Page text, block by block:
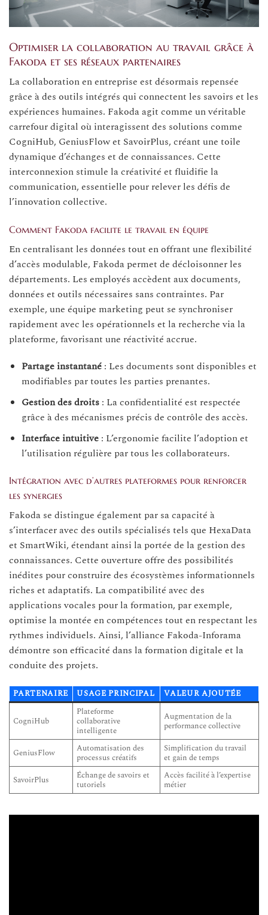
Optimiser la collaboration au travail grâce à
Fakoda et ses réseaux partenaires
La collaboration en entreprise est désormais repensée
grâce à des outils intégrés qui connectent les savoirs et les
expériences humaines. Fakoda agit comme un véritable
carrefour digital où interagissent des solutions comme
CogniHub, GeniusFlow et SavoirPlus, créant une toile
dynamique d’échanges et de connaissances. Cette
interconnexion stimule la créativité et fluidifie la
communication, essentielle pour relever les défis de
l’innovation collective.
Comment Fakoda facilite le travail en équipe
En centralisant les données tout en offrant une flexibilité
d’accès modulable, Fakoda permet de décloisonner les
départements. Les employés accèdent aux documents,
données et outils nécessaires sans contraintes. Par
exemple, une équipe marketing peut se synchroniser
rapidement avec les opérationnels et la recherche via la
plateforme, favorisant une réactivité accrue.
Partage instantané: Les documents sont disponibles et
modifiables par toutes les parties prenantes.
Gestion des droits: La confidentialité est respectée
grâce à des mécanismes précis de contrôle des accès.
Interface intuitive: L’ergonomie facilite l’adoption et
l’utilisation régulière par tous les collaborateurs.
Intégration avec d’autres plateformes pour renforcer
les synergies
Fakoda se distingue également par sa capacité à
s’interfacer avec des outils spécialisés tels que HexaData
et SmartWiki, étendant ainsi la portée de la gestion des
connaissances. Cette ouverture offre des possibilités
inédites pour construire des écosystèmes informationnels
riches et adaptatifs. La compatibilité avec des
applications vocales pour la formation, par exemple,
optimise la montée en compétences tout en respectant les
rythmes individuels. Ainsi, l’alliance Fakoda-Inforama
démontre son efficacité dans la formation digitale et la
conduite des projets.
PARTENAIRE USAGE PRINCIPAL VALEUR AJOUTÉE
CogniHub
Plateforme
collaborative
intelligente
Augmentation de la
performance collective
GeniusFlow
Automatisation des
processus créatifs
Simplification du travail
et gain de temps
SavoirPlus
Échange de savoirs et
tutoriels
Accès facilité à l’expertise
métier